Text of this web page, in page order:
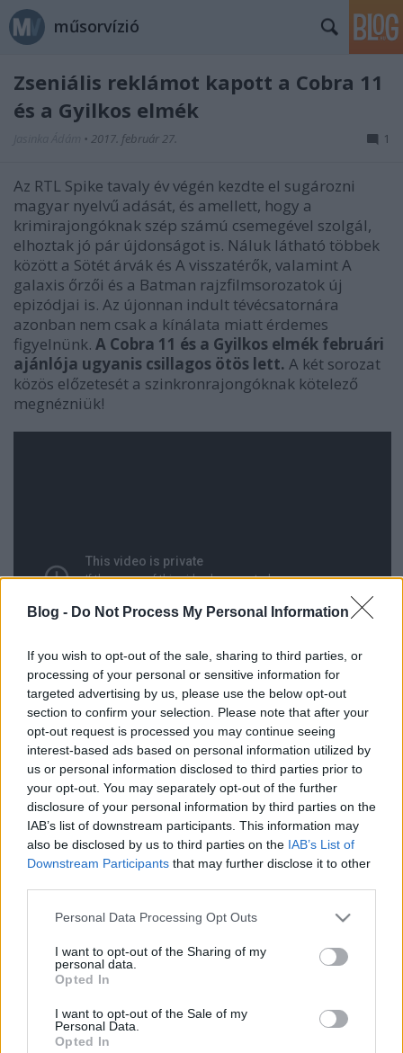
Blog - Do Not Process My Personal Information
If you wish to opt-out of the sale, sharing to third parties, or
processing of your personal or sensitive information for
targeted advertising by us, please use the below opt-out
section to confirm your selection. Please note that after your
opt-out request is processed you may continue seeing
interest-based ads based on personal information utilized by
us or personal information disclosed to third parties prior to
your opt-out. You may separately opt-out of the further
disclosure of your personal information by third parties on the
IAB’s list of downstream participants. This information may
also be disclosed by us to third parties on the IAB’s List of
Downstream Participants that may further disclose it to other
Please note that this website/app uses one or more Google
not limited to your visit or usage behaviour. You may click to
grant or deny consent to Google and its third-party tags to
use your data for below specified purposes in below Google
consent section.
Personal Data Processing Opt Outs
I want to opt-out of the Sharing of my
personal data.
Opted In
I want to opt-out of the Sale of my
Personal Data.
Opted In
műsorvízió
Zseniális reklámot kapott a Cobra 11
és a Gyilkos elmék
• 2017. február 27. 1
Az RTL Spike tavaly év végén kezdte el sugározni
magyar nyelvű adását, és amellett, hogy a
krimirajongóknak szép számú csemegével szolgál,
elhoztak jó pár újdonságot is. Náluk látható többek
között a Sötét árvák és A visszatérők, valamint A
galaxis őrzői és a Batman rajzfilmsorozatok új
epizódjai is. Az újonnan indult tévécsatornára
azonban nem csak a kínálata miatt érdemes
figyelnünk. A Cobra 11 és a Gyilkos elmék februári
ajánlója ugyanis csillagos ötös lett. A két sorozat
közös előzetesét a szinkronrajongóknak kötelező
megnézniük!
Címkék: ajánló előzetes humor szinkron Gyilkos elmék
Cobra
Ajánlott bejegyzések:
Szinkronhangok: Szemfényvesztők
(Deception)